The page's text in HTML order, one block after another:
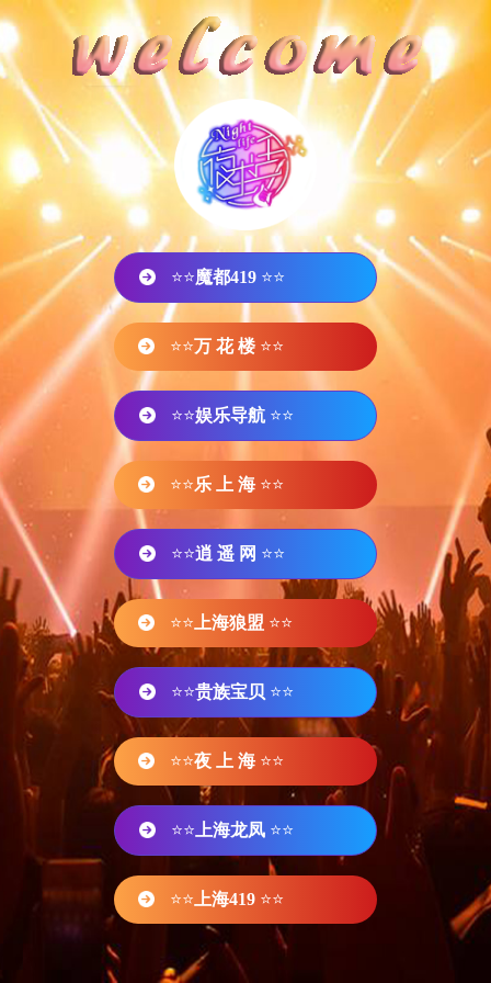
⭐⭐魔都419 ⭐⭐
⭐⭐万 花 楼 ⭐⭐
⭐⭐娱乐导航 ⭐⭐
⭐⭐乐 上 海 ⭐⭐
⭐⭐逍 遥 网 ⭐⭐
⭐⭐ 上海狼盟 ⭐⭐
⭐⭐贵族宝贝 ⭐⭐
⭐⭐夜 上 海 ⭐⭐
⭐⭐ 上海龙凤 ⭐⭐
⭐⭐ 上海419 ⭐⭐